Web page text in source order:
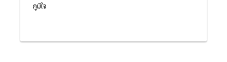
ภูมิใจ